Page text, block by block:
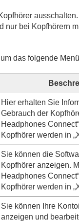
Widgets auf dem
ausschalten.
nur bei Kopfhörern
das folgende
Hier erhalten Sie
Gebrauch der
Headphones Connect
Kopfhörer werden in „
Sie können die
Kopfhörer anzeigen.
Headphones Connect
Kopfhörer werden in „
Sie können Ihre
anzeigen und